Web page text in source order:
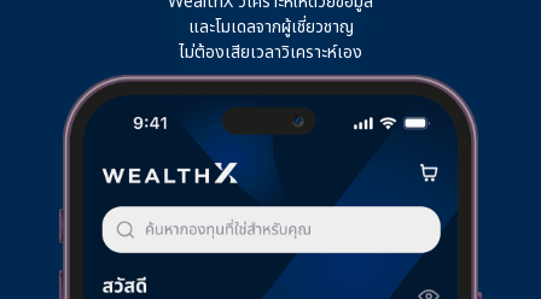
และโมเดลจากผู้เชี่ยวชาญ
ไม่ต้องเสียเวลาวิเคราะห์เอง